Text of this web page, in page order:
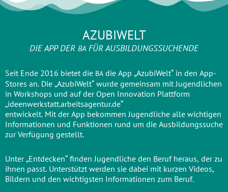
AZUBIWELT
DIE APP DER BA FÜR AUSBILDUNGSSUCHENDE
Seit Ende 2016 bie­tet die BA die App „Azu­bi­Welt“ in den App-
Stores an. Die „Azu­bi­Welt“ wur­de gemein­sam mit Jugend­li­chen
in Work­shops und auf der Open Inno­va­ti­on Platt­form
„ideenwerkstatt.arbeitsagentur.de“
ent­wi­ckelt. Mit der App bekom­men Jugend­li­che alle wich­ti­gen
Infor­ma­tio­nen und Funk­tio­nen rund um die Aus­bil­dungs­su­che
zur Ver­fü­gung gestellt.
Unter „Ent­de­cken“ fin­den Jugend­li­che den Beruf her­aus, der zu
ihnen passt. Unter­stützt wer­den sie dabei mit kur­zen Vide­os,
Bil­dern und den wich­tigs­ten Infor­ma­tio­nen zum Beruf.